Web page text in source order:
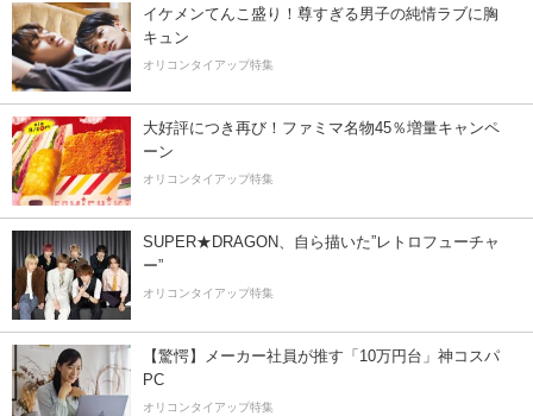
イケメンてんこ盛り！尊すぎる男子の純情ラブに胸
キュン
オリコンタイアップ特集
大好評につき再び！ファミマ名物45％増量キャンペ
ーン
オリコンタイアップ特集
SUPER★DRAGON、自ら描いた”レトロフューチャ
ー”
オリコンタイアップ特集
【驚愕】メーカー社員が推す「10万円台」神コスパ
PC
オリコンタイアップ特集